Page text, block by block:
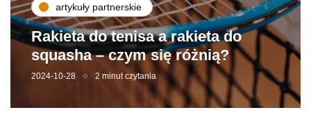
artykuły partnerskie
Rakieta do tenisa a rakieta do
squasha – czym się różnią?
2024-10-28 2 minut czytania